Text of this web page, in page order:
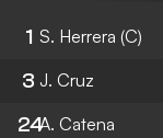
1 S. Herrera (C)
3 J. Cruz
24A. Catena